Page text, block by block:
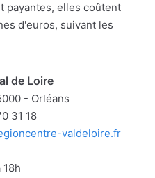
payantes, elles coûtent
d'euros, suivant les
de Loire
- Orléans
31 18
valdeloire.fr